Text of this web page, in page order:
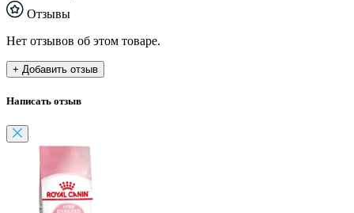
Отзывы
Нет отзывов об этом товаре.
+ Добавить отзыв
Написать отзыв